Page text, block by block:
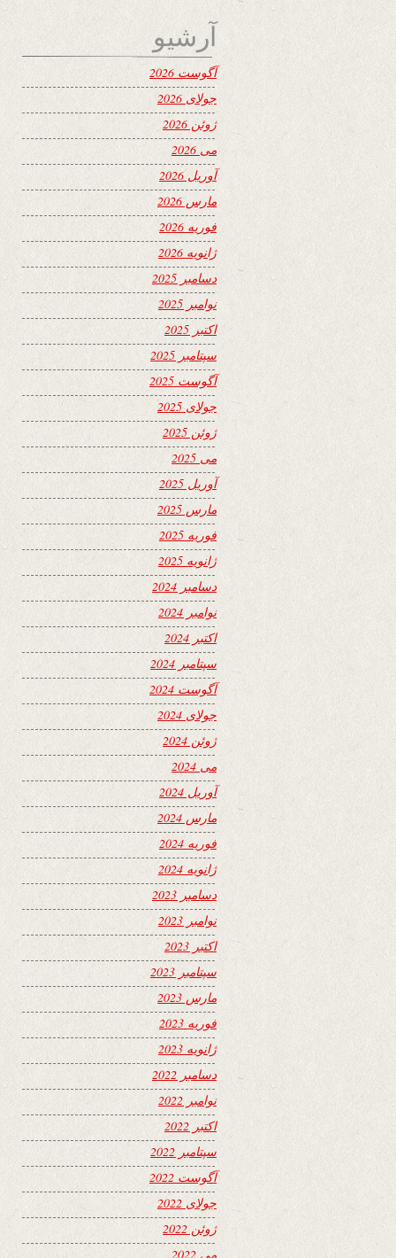
آرشیو
آگوست 2026
جولای 2026
ژوئن 2026
می 2026
آوریل 2026
مارس 2026
فوریه 2026
ژانویه 2026
دسامبر 2025
نوامبر 2025
اکتبر 2025
سپتامبر 2025
آگوست 2025
جولای 2025
ژوئن 2025
می 2025
آوریل 2025
مارس 2025
فوریه 2025
ژانویه 2025
دسامبر 2024
نوامبر 2024
اکتبر 2024
سپتامبر 2024
آگوست 2024
جولای 2024
ژوئن 2024
می 2024
آوریل 2024
مارس 2024
فوریه 2024
ژانویه 2024
دسامبر 2023
نوامبر 2023
اکتبر 2023
سپتامبر 2023
مارس 2023
فوریه 2023
ژانویه 2023
دسامبر 2022
نوامبر 2022
اکتبر 2022
سپتامبر 2022
آگوست 2022
جولای 2022
ژوئن 2022
می 2022